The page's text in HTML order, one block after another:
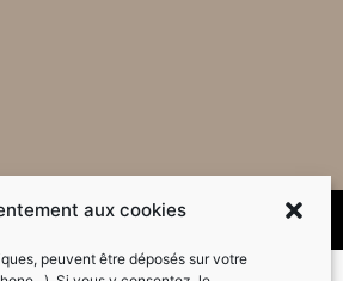
aux cookies
peuvent être déposés sur votre